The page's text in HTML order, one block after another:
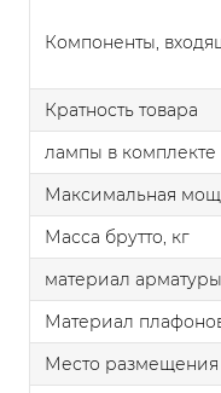
Компоненты,
Кратность товара
лампы в комплекте
Максимальная
Масса брутто, кг
материал арматуры
Материал
Место размещения